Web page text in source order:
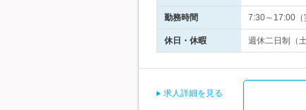
勤務時間 7:30～17:00（
休日・休暇 週休二日制（
求人詳細を見る